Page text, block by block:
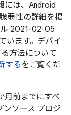
には、Android
弱性の詳細を掲
ル 2021-02-05
います。デバイ
方法について
するをご覧くだ
月前までにすべ
ンソース プロジ